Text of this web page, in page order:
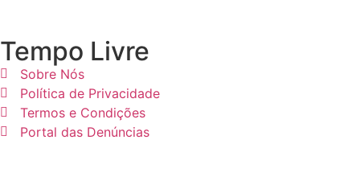
Tempo Livre
Sobre Nós
Política de Privacidade
Termos e Condições
Portal das Denúncias